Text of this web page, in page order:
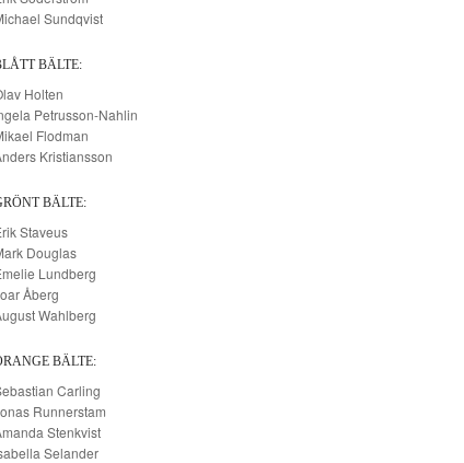
Sundqvist
BÄLTE:
Holten
Petrusson-Nahlin
Flodman
Kristiansson
BÄLTE:
Staveus
Douglas
Lundberg
Åberg
Wahlberg
BÄLTE:
Carling
Runnerstam
Stenkvist
Selander